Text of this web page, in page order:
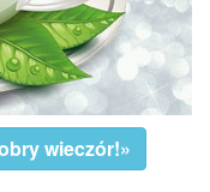
wieczór!»